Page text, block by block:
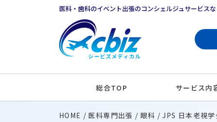
医科・歯科のイベント出張のコンシェルジュサービス
総合TOP サービス内
HOME 医科専門出張 眼科 JPS 日本老視